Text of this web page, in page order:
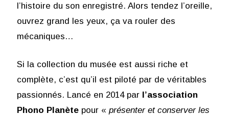
l’histoire du son enregistré. Alors tendez l’oreille,
ouvrez grand les yeux, ça va rouler des
mécaniques…
Si la collection du musée est aussi riche et
complète, c’est qu’il est piloté par de véritables
passionnés. Lancé en 2014 par l’association
Phono Planète pour « présenter et conserver les